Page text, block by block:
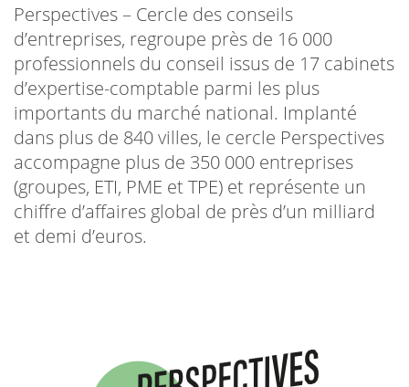
Perspectives – Cercle des conseils
d’entreprises, regroupe près de 16 000
professionnels du conseil issus de 17 cabinets
d’expertise-comptable parmi les plus
importants du marché national. Implanté
dans plus de 840 villes, le cercle Perspectives
accompagne plus de 350 000 entreprises
(groupes, ETI, PME et TPE) et représente un
chiffre d’affaires global de près d’un milliard
et demi d’euros.